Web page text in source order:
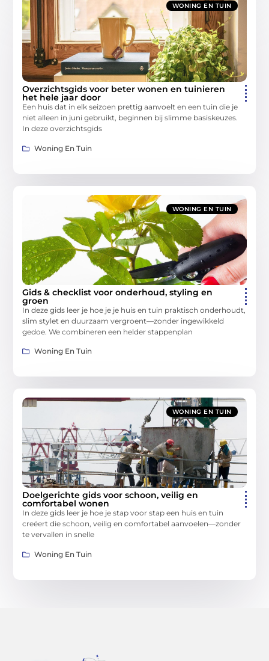
WONING EN TUIN
Overzichtsgids voor beter wonen en tuinieren
het hele jaar door
Een huis dat in elk seizoen prettig aanvoelt en een tuin die je
niet alleen in juni gebruikt, beginnen bij slimme basiskeuzes.
In deze overzichtsgids
Woning En Tuin
WONING EN TUIN
Gids & checklist voor onderhoud, styling en
groen
In deze gids leer je hoe je je huis en tuin praktisch onderhoudt,
slim stylet en duurzaam vergroent—zonder ingewikkeld
gedoe. We combineren een helder stappenplan
Woning En Tuin
WONING EN TUIN
Doelgerichte gids voor schoon, veilig en
comfortabel wonen
In deze gids leer je hoe je stap voor stap een huis en tuin
creëert die schoon, veilig en comfortabel aanvoelen—zonder
te vervallen in snelle
Woning En Tuin